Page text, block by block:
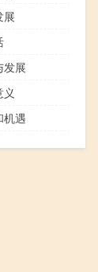
展
发展
机遇